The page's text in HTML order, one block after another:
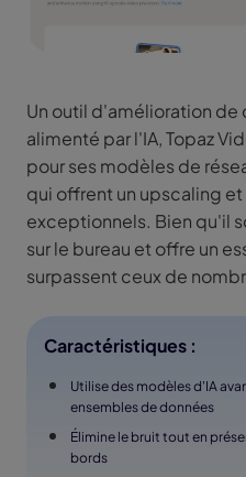
Un outil d'amélioration
alimenté par l'IA, Topaz
pour ses modèles de
qui offrent un upscaling
exceptionnels. Bien qu'il
sur le bureau et offre un
surpassent ceux de
Caractéristiques :
Utilise des modèles d'IA
ensembles de données
Élimine le bruit tout en
bords